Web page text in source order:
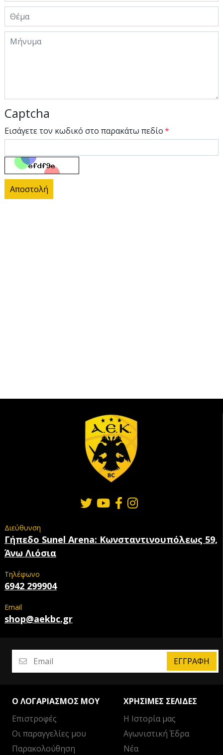
Captcha
Εισάγετε τον κωδικό στο παρακάτω πεδίο
Αποστολή
Διεύθυνση
Γήπεδο Sunel Arena: Κωνσταντινουπόλεως 59,
Άνω Λιόσια
Τηλέφωνο
6942 299904
Email
shop@aekbc.gr
ΕΓΓΡΑΦΉ
Ο ΛΟΓΑΡΙΑΣΜΌΣ ΜΟΥ
Επιστροφές
Οι παραγγελίες μου
Παρακολούθηση
ΧΡΉΣΙΜΕΣ ΣΕΛΊΔΕΣ
Η Ιστορία μας
Αγωνιστική Έδρα
Νέα